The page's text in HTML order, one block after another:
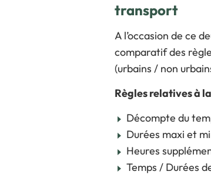
transport
A l’occasion de ce
comparatif des
(urbains / non
Règles relatives à
Décompte du
Durées maxi et
Heures
Temps / Durées